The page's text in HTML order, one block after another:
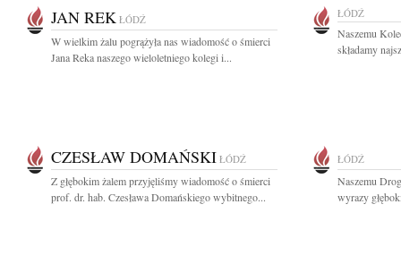
JAN REK ŁÓDŹ
W wielkim żalu pogrążyła nas wiadomość o śmierci
Jana Reka naszego wieloletniego kolegi i...
ŁÓDŹ
Naszemu
składamy
CZESŁAW DOMAŃSKI ŁÓDŹ
Z głębokim żalem przyjęliśmy wiadomość o śmierci
prof. dr. hab. Czesława Domańskiego wybitnego...
ŁÓDŹ
Naszemu
wyrazy